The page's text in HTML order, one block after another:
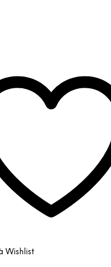
Wishlist